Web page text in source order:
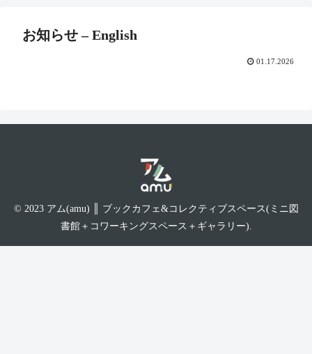
お知らせ – English
01.17.2026
© 2023 アム(amu) ║ ブックカフェ&コレクティブスペース(ミニ図
書館＋コワーキングスペース＋ギャラリー).